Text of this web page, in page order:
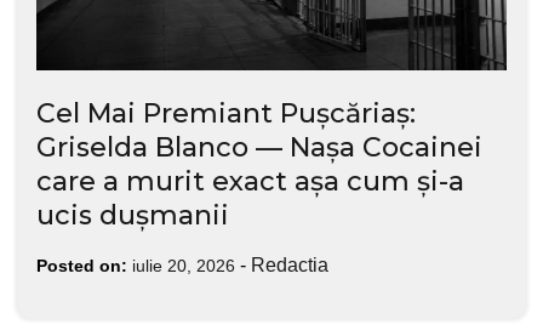
Cel Mai Premiant Pușcăriaș:
Griselda Blanco — Nașa Cocainei
care a murit exact așa cum și-a
ucis dușmanii
Posted on: iulie 20, 2026 - Redactia